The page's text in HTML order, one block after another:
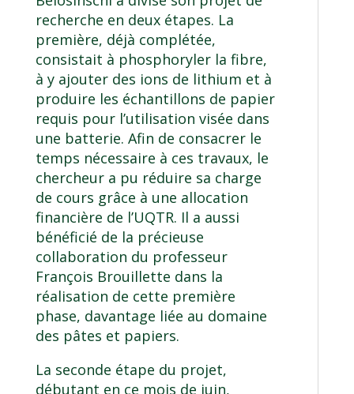
recherche en deux étapes. La
première, déjà complétée,
consistait à phosphoryler la fibre,
à y ajouter des ions de lithium et à
produire les échantillons de papier
requis pour l’utilisation visée dans
une batterie. Afin de consacrer le
temps nécessaire à ces travaux, le
chercheur a pu réduire sa charge
de cours grâce à une allocation
financière de l’UQTR. Il a aussi
bénéficié de la précieuse
collaboration du professeur
François Brouillette dans la
réalisation de cette première
phase, davantage liée au domaine
des pâtes et papiers.
La seconde étape du projet,
débutant en ce mois de juin,